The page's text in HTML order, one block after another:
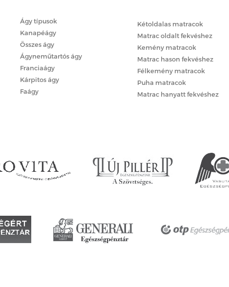
Ágy típusok
Kanapéágy
Összes ágy
Ágyneműtartós ágy
Franciaágy
Kárpitos ágy
Faágy
Kétoldalas matracok
Matrac oldalt fekvéshez
Kemény matracok
Matrac hason fekvéshez
Félkemény matracok
Puha matracok
Matrac hanyatt fekvéshez